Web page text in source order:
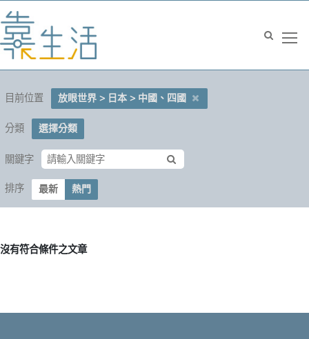
目前位置 放眼世界 > 日本 > 中國、四國
分類 選擇分類
關鍵字
排序 最新 熱門
沒有符合條件之文章